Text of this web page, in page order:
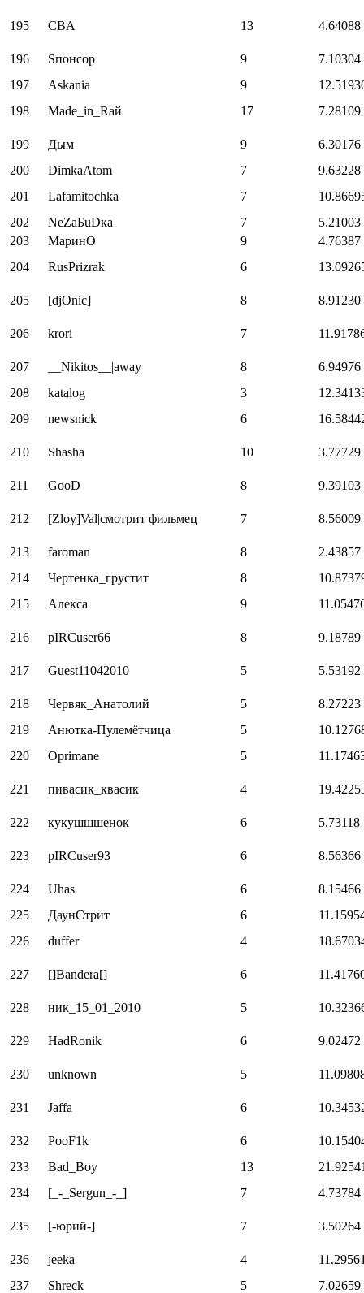
195 CBA 13 4.64088
196 Sпонсор 9
7.10304
197
Askania 9
198
Made_in_Raй 17 7.28109
199 Дым 9
6.30176
200
DimkaAtom 7
9.63228
201
Lafamitochka 7
202
NеZaБuDка 7
5.21003
203
МаринО 9
4.76387
204
RusPrizrak 6
205 [djOnic] 8 8.91230
206 krori 7
207 __Nikitos__|away 8
6.94976
208
katalog 3
209
newsnick 6
210 Shasha 10 3.77729
211 GooD 8 9.39103
212 [Zloy]Val|смотрит фильмец 7 8.56009
213 faroman 8
2.43857
214
Чертенка_грустит 8
215
Алекса 9
216 pIRCuser66 8 9.18789
217 Guest11042010 5 5.53192
218 Червяк_Анатолий 5
8.27223
219
Анютка-Пулемётчица 5
220
Oprimane 5
221 пивасик_квасик 4
222 кукушшшенок 6 5.73118
223 pIRCuser93 6 8.56366
224 Uhas 6
8.15466
225
ДаунСтрит 6
226
duffer 4
227 []Bandera[] 6
228 ник_15_01_2010 5
229 HadRonik 6 9.02472
230 unknown 5
231 Jaffa 6
232 PooF1k 6
233
Bad_Boy 13
234
[_-_Sergun_-_] 7 4.73784
235 [-юрий-] 7 3.50264
236 jeeka 4
237
Shreck 5 7.02659